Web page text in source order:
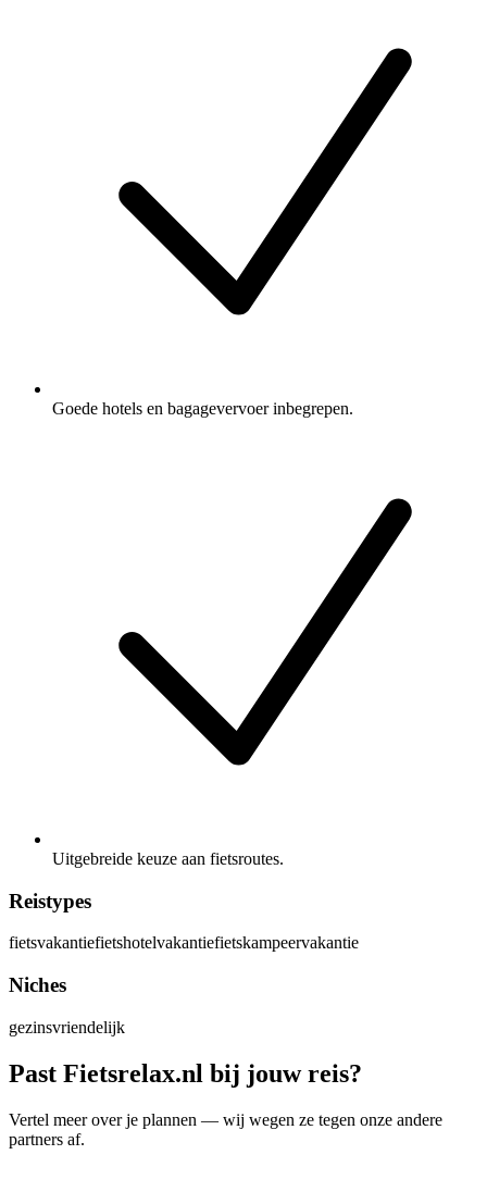
Goede hotels en bagagevervoer inbegrepen.
Uitgebreide keuze aan fietsroutes.
Reistypes
fietsvakantiefietshotelvakantiefietskampeervakantie
Niches
gezinsvriendelijk
Past Fietsrelax.nl bij jouw reis?
Vertel meer over je plannen — wij wegen ze tegen onze andere
partners af.